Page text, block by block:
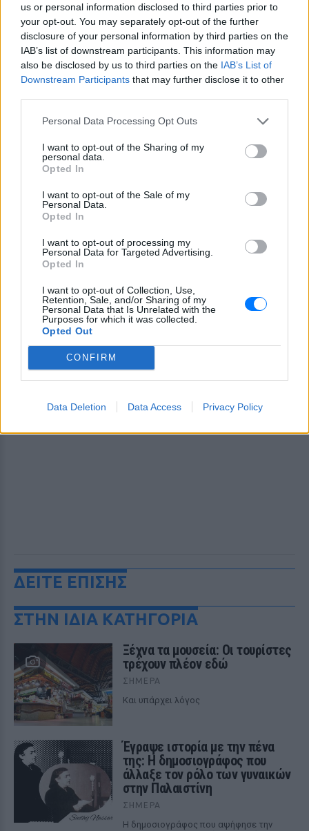
us or personal information disclosed to third parties prior to
your opt-out. You may separately opt-out of the further
disclosure of your personal information by third parties on the
IAB’s list of downstream participants. This information may
also be disclosed by us to third parties on the IAB’s List of
Downstream Participants that may further disclose it to other
Personal Data Processing Opt Outs
I want to opt-out of the Sharing of my
personal data.
Opted In
I want to opt-out of the Sale of my
Personal Data.
Opted In
I want to opt-out of processing my
Personal Data for Targeted Advertising.
Opted In
I want to opt-out of Collection, Use,
Retention, Sale, and/or Sharing of my
Personal Data that Is Unrelated with the
Purposes for which it was collected.
Opted Out
CONFIRM
Data Deletion Data Access Privacy Policy
Ακολουθήστε το E-Radio.gr στο
Google News
και μάθετε πρώτοιτα πιο hot νέα
Εσύ μπήκες στο E-Daily.gr; Τα νέα της ημέρας
και ότι σου κάνει κλικ!
Ακολουθήστε το E-Radio.gr και στο Instagram
ΔΙΑΦΗΜΙΣΗ
ΔΕΙΤΕ ΕΠΙΣΗΣ
ΣΤΗΝ ΙΔΙΑ ΚΑΤΗΓΟΡΙΑ
Ξέχνα τα μουσεία: Οι τουρίστες
τρέχουν πλέον εδώ
ΣΉΜΕΡΑ
Και υπάρχει λόγος
Έγραψε ιστορία με την πένα
της: Η δημοσιογράφος που
άλλαξε τον ρόλο των γυναικών
στην Παλαιστίνη
ΣΉΜΕΡΑ
Η δημοσιογράφος που αψήφησε την